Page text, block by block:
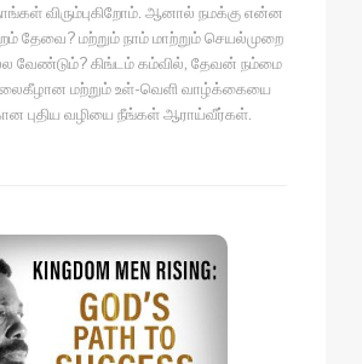
விரும்புகிறோம். ஆனால் நமக்கு என்ன
தேவை? மற்றும் நாம் மாற்றும் செயல்முறை
வேண்டும்? கிங்டம் கம்வில், தேவன் நம்மை
மற்றும் உள்-வெளி வாழ்க்கையை
புதிய வழியை நீங்கள் ஆராய்வீர்கள்.